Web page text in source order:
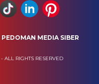
PEDOMAN MEDIA SIBER
ALL RIGHTS RESERVED